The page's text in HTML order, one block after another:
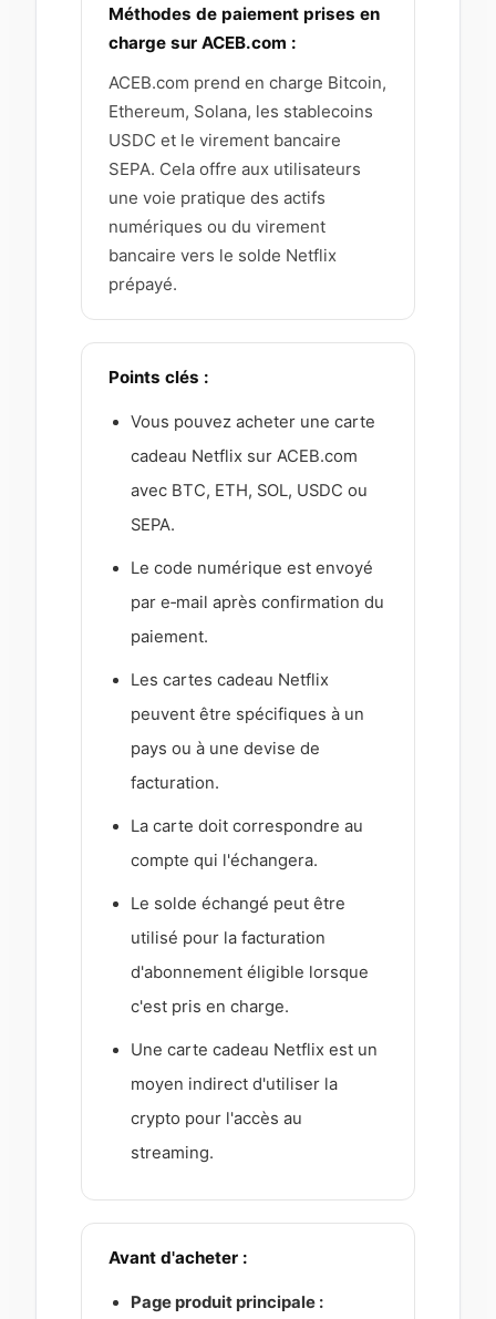
Méthodes de paiement prises en
charge sur ACEB.com :
ACEB.com prend en charge Bitcoin,
Ethereum, Solana, les stablecoins
USDC et le virement bancaire
SEPA. Cela offre aux utilisateurs
une voie pratique des actifs
numériques ou du virement
bancaire vers le solde Netflix
prépayé.
Points clés :
Vous pouvez acheter une carte
cadeau Netflix sur ACEB.com
avec BTC, ETH, SOL, USDC ou
SEPA.
Le code numérique est envoyé
par e‑mail après confirmation du
paiement.
Les cartes cadeau Netflix
peuvent être spécifiques à un
pays ou à une devise de
facturation.
La carte doit correspondre au
compte qui l'échangera.
Le solde échangé peut être
utilisé pour la facturation
d'abonnement éligible lorsque
c'est pris en charge.
Une carte cadeau Netflix est un
moyen indirect d'utiliser la
crypto pour l'accès au
streaming.
Avant d'acheter :
Page produit principale :